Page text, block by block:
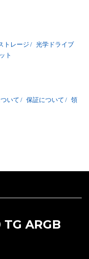
トレージ / 光学ドライブ
ト
いて / 保証について / 領
ARGB